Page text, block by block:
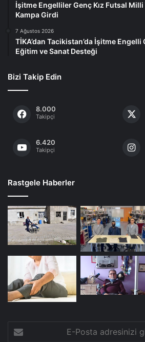
İşitme Engelliler Genç Kız Futsal Milli
Kampa Girdi
7 Ağustos 2026
TİKA’dan Tacikistan’da İşitme
Eğitim ve Sanat Desteği
Bizi Takip Edin
8.000
Takipçi
6.420
Takipçi
Rastgele Haberler
Posta